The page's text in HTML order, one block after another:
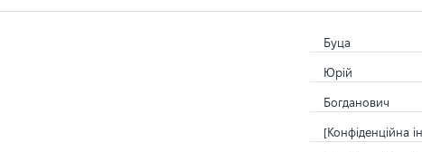
Буца
Юрій
Богданович
[Конфіденційна